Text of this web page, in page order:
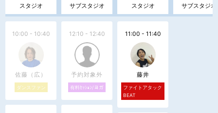
スタジオ サブスタジオ スタジオ サブスタジオ
10:00 - 10:40
佐藤（広）
ダンスファン
12:10 - 12:40
予約対象外
有料ｾｯｼｮﾝ/ヨガ
11:00 - 11:40
藤井
ファイトアタック
BEAT